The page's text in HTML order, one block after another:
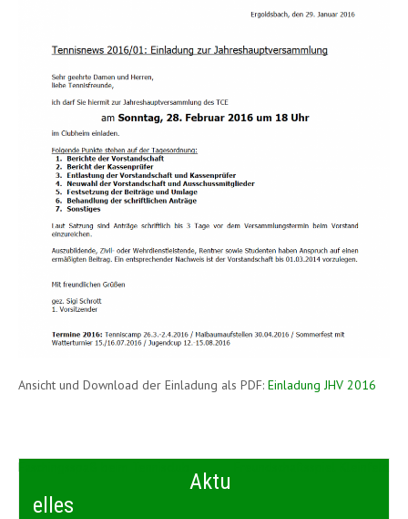
Ansicht und Download der Einladung als PDF: Einladung JHV 2016
Beitragsnavigation
Faschingsspaß beim Tennisclub
Aktu
elles